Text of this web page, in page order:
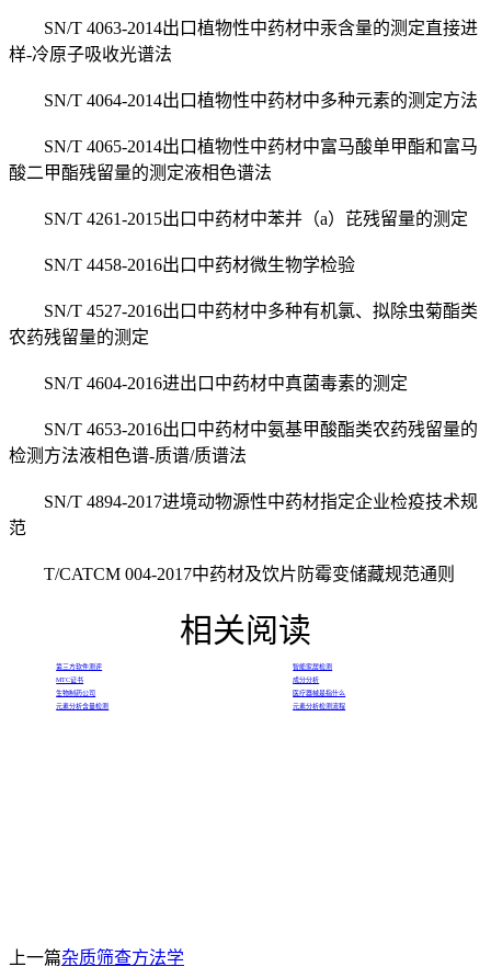
SN/T 4063-2014出口植物性中药材中汞含量的测定直接进
样-冷原子吸收光谱法
SN/T 4064-2014出口植物性中药材中多种元素的测定方法
SN/T 4065-2014出口植物性中药材中富马酸单甲酯和富马
酸二甲酯残留量的测定液相色谱法
SN/T 4261-2015出口中药材中苯并（a）芘残留量的测定
SN/T 4458-2016出口中药材微生物学检验
SN/T 4527-2016出口中药材中多种有机氯、拟除虫菊酯类
农药残留量的测定
SN/T 4604-2016进出口中药材中真菌毒素的测定
SN/T 4653-2016出口中药材中氨基甲酸酯类农药残留量的
检测方法液相色谱-质谱/质谱法
SN/T 4894-2017进境动物源性中药材指定企业检疫技术规
范
T/CATCM 004-2017中药材及饮片防霉变储藏规范通则
相关阅读
第三方软件测评
智能家居检测
MTC证书
成分分析
生物制药公司
医疗器械是指什么
元素分析含量检测
元素分析检测流程
上一篇杂质筛查方法学